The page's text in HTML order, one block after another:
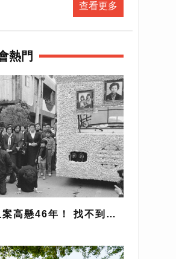
AnybodyHereA...
11點歡迎收聽台灣廣播
。
小鈴鐺不漏掉最新消息
查看更多
熱門
案高懸46年！ 找不到兇